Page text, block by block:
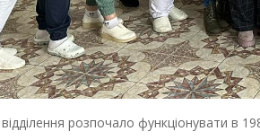
розпочало функціонувати в